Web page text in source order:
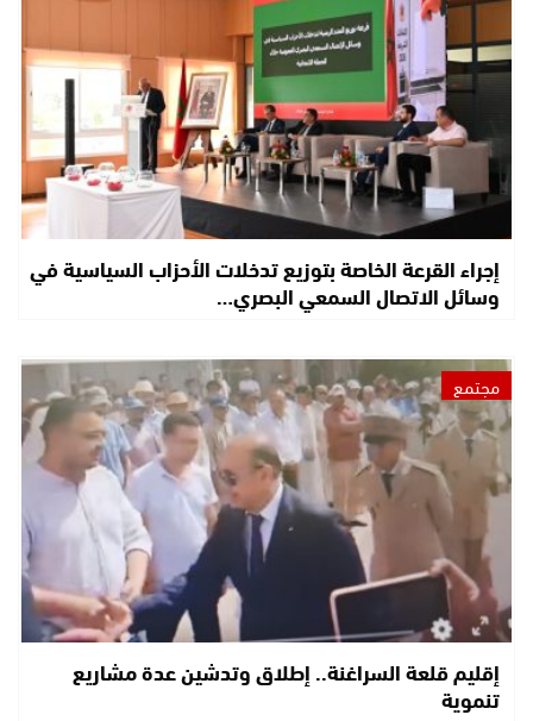
إجراء القرعة الخاصة بتوزيع تدخلات الأحزاب السياسية في
وسائل الاتصال السمعي البصري…
مجتمع
إقليم قلعة السراغنة.. إطلاق وتدشين عدة مشاريع
تنموية